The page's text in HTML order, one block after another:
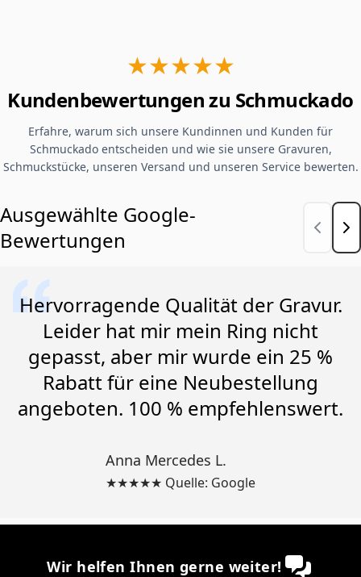
★★★★★
Kundenbewertungen zu Schmuckado
Erfahre, warum sich unsere Kundinnen und Kunden für
Schmuckado entscheiden und wie sie unsere Gravuren,
Schmuckstücke, unseren Versand und unseren Service bewerten.
Ausgewählte Google-
Bewertungen
Hervorragende Qualität der Gravur.
Leider hat mir mein Ring nicht
gepasst, aber mir wurde ein 25 %
Rabatt für eine Neubestellung
angeboten. 100 % empfehlenswert.
Anna Mercedes L.
★★★★★ Quelle: Google
Wir helfen Ihnen gerne weiter!